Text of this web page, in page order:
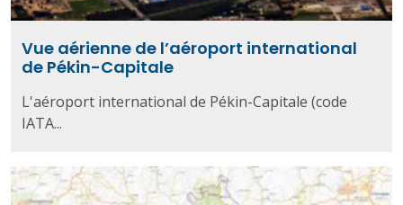
Vue aérienne de l’aéroport international
de Pékin-Capitale
L'aéroport international de Pékin-Capitale (code
IATA...